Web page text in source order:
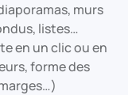
murs
listes…
en un clic ou en
forme des